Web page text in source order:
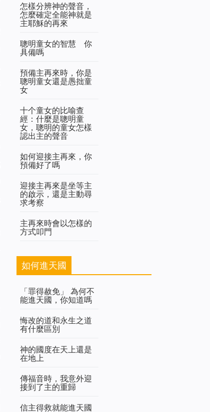
怎樣分辨神的聲音，
怎麼確定全能神就是
主耶穌的再來
聰明童女的智慧 你
具備嗎
預備主再來時，你是
聰明童女還是愚拙童
女
十个童女的比喻查
經：什麼是聰明童
女，聰明的童女怎樣
認出主的聲音
如何迎接主再來，你
預備好了嗎
迎接主再來是坐等主
的啟示，還是主動尋
求考察
主再來時會以怎樣的
方式叩門
如何進天國
「罪得赦免」 為何不
能進天國，你知道嗎
悔改的道和永生之道
有什麼區別
神的國度在天上還是
在地上
傳福音時，我意外迎
接到了主的重歸
信主得救就能進天國